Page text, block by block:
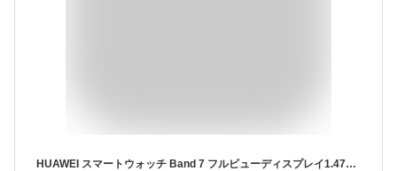
HUAWEI スマートウォッチ Band 7 フルビューディスプレイ1.47インチ 2週間持続バッテリー グラファイトブラック【日本正規代理店品】 LEA-B19